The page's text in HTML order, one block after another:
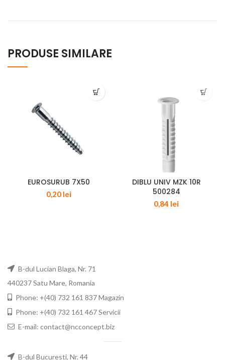
PRODUSE SIMILARE
EUROSURUB 7X50
0,20 lei
DIBLU UNIV MZK 10R
500284
0,84 lei
B-dul Lucian Blaga, Nr. 71
440237 Satu Mare, Romania
Phone: +(40) 732 161 837 Magazin
Phone: +(40) 732 161 467 Servicii
E-mail: contact@ncconcept.biz
B-dul Bucuresti, Nr. 44